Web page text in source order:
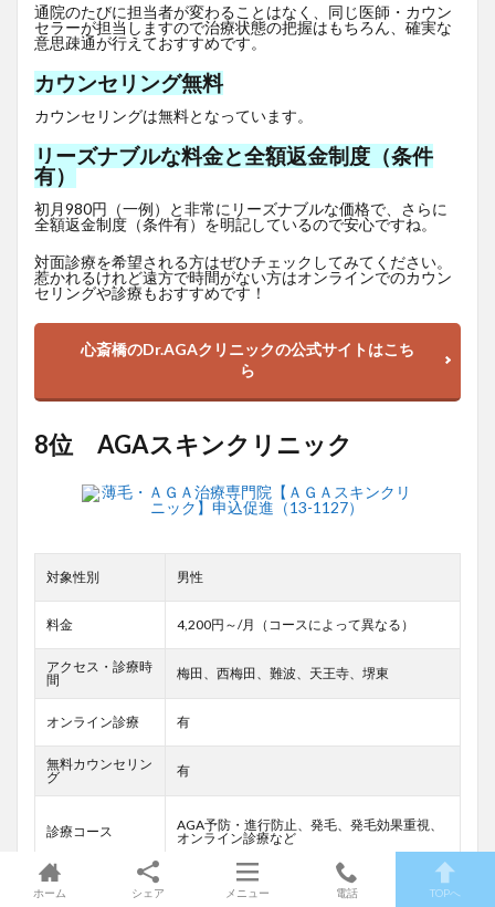
通院のたびに担当者が変わることはなく、同じ医師・カウン
セラーが担当しますので治療状態の把握はもちろん、確実な
意思疎通が行えておすすめです。
カウンセリング無料
カウンセリングは無料となっています。
リーズナブルな料金と全額返金制度（条件
有）
初月980円（一例）と非常にリーズナブルな価格で、さらに
全額返金制度（条件有）を明記しているので安心ですね。
対面診療を希望される方はぜひチェックしてみてください。
惹かれるけれど遠方で時間がない方はオンラインでのカウン
セリングや診療もおすすめです！
心斎橋のDr.AGAクリニックの公式サイトはこち
ら
8位 AGAスキンクリニック
対象性別 男性
料金 4,200円～/月（コースによって異なる）
アクセス・診療時
間
梅田、西梅田、難波、天王寺、堺東
オンライン診療 有
無料カウンセリン
グ
有
診療コース
AGA予防・進行防止、発毛、発毛効果重視、
オンライン診療など
返金 有（条件有）
ホーム シェア メニュー 電話 TOPへ